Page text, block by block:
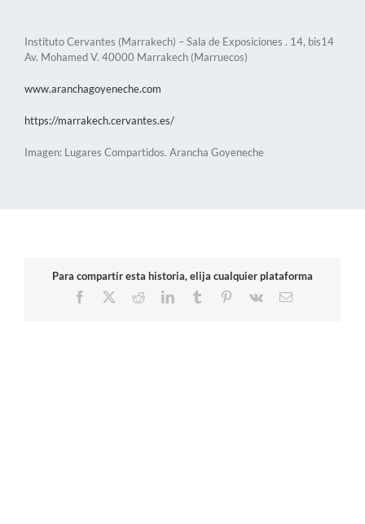
Instituto Cervantes (Marrakech) – Sala de Exposiciones . 14, bis14
Av. Mohamed V. 40000 Marrakech (Marruecos)
www.aranchagoyeneche.com
https://marrakech.cervantes.es/
Imagen: Lugares Compartidos. Arancha Goyeneche
Para compartir esta historia, elija cualquier plataforma
Facebook
RedditLinkedInTumblr Pinterest
Vk
Correo